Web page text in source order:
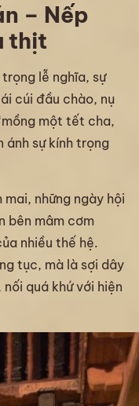
– Nếp
thịt
lễ nghĩa, sự
cúi đầu chào, nụ
một tết cha,
ánh sự kính trọng
mai, những ngày hội
bên mâm cơm
nhiều thế hệ.
tục, mà là sợi dây
quá khứ với hiện